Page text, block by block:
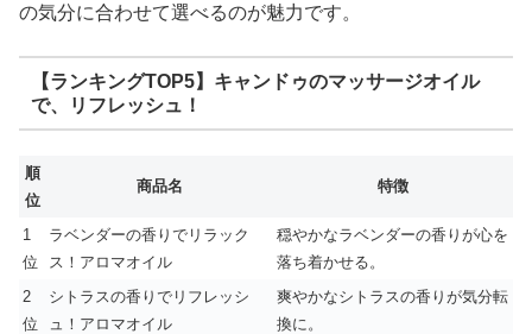
の気分に合わせて選べるのが魅力です。
【ランキングTOP5】キャンドゥのマッサージオイル
で、リフレッシュ！
順
位
商品名 特徴
1
位
ラベンダーの香りでリラック
ス！アロマオイル
穏やかなラベンダーの香りが心を
落ち着かせる。
2
位
シトラスの香りでリフレッシ
ュ！アロマオイル
爽やかなシトラスの香りが気分転
換に。